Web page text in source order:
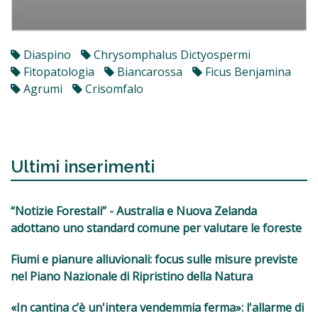
Diaspino
Chrysomphalus Dictyospermi
Fitopatologia
Biancarossa
Ficus Benjamina
Agrumi
Crisomfalo
Ultimi inserimenti
“Notizie Forestali” - Australia e Nuova Zelanda
adottano uno standard comune per valutare le foreste
Fiumi e pianure alluvionali: focus sulle misure previste
nel Piano Nazionale di Ripristino della Natura
«In cantina c’è un'intera vendemmia ferma»: l'allarme di